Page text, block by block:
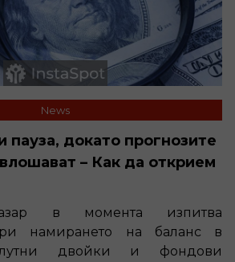
News
пауза, докато прогнозите
– Как да открием
в момента изпитва
намирането на баланс в
двойки и фондови